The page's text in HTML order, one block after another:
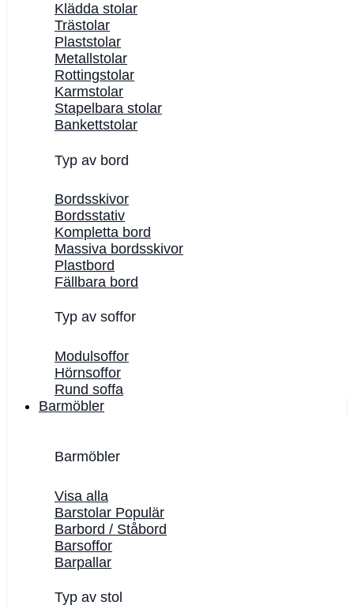
Klädda stolar
Trästolar
Plaststolar
Metallstolar
Rottingstolar
Karmstolar
Stapelbara stolar
Bankettstolar
Typ av bord
Bordsskivor
Bordsstativ
Kompletta bord
Massiva bordsskivor
Plastbord
Fällbara bord
Typ av soffor
Modulsoffor
Hörnsoffor
Rund soffa
Barmöbler
Barmöbler
Visa alla
Barstolar
Barbord / Ståbord
Barsoffor
Barpallar
Typ av stol